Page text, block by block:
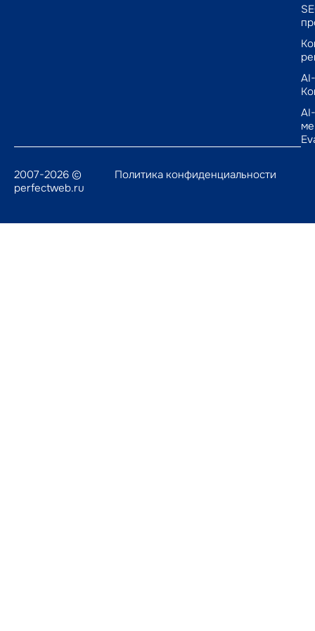
AI-
AI-
2007-2026 ©
perfectweb.ru
Политика конфиденциальности